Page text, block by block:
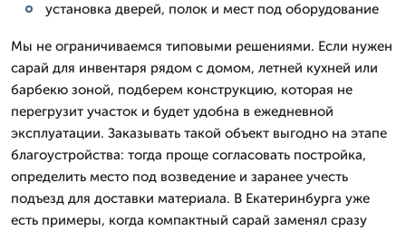
установка дверей, полок и мест под оборудование
Мы не ограничиваемся типовыми решениями. Если нужен
сарай для инвентаря рядом с домом, летней кухней или
барбекю зоной, подберем конструкцию, которая не
перегрузит участок и будет удобна в ежедневной
эксплуатации. Заказывать такой объект выгодно на этапе
благоустройства: тогда проще согласовать постройка,
определить место под возведение и заранее учесть
подъезд для доставки материала. В Екатеринбурга уже
есть примеры, когда компактный сарай заменял сразу